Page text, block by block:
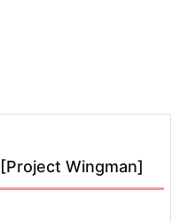
Wingman]